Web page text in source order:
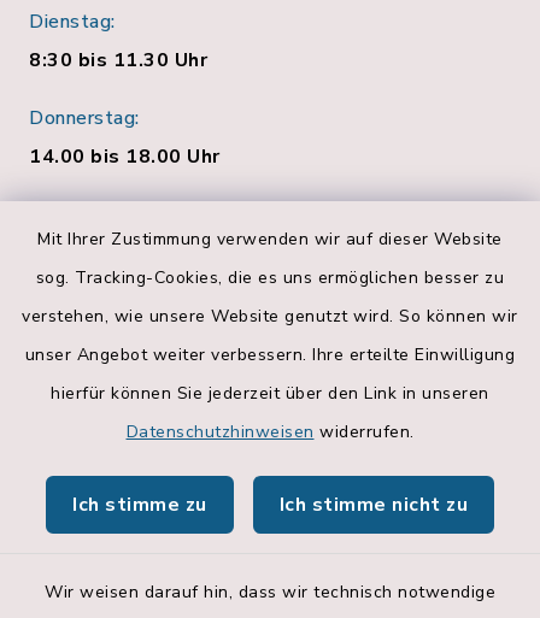
Mit Ihrer Zustimmung verwenden wir auf dieser Website
sog. Tracking-Cookies, die es uns ermöglichen besser zu
verstehen, wie unsere Website genutzt wird. So können wir
unser Angebot weiter verbessern. Ihre erteilte Einwilligung
hierfür können Sie jederzeit über den Link in unseren
Datenschutzhinweisen widerrufen.
Ich stimme zu Ich stimme nicht zu
Wir weisen darauf hin, dass wir technisch notwendige
Dienstag:
8:30 bis 11.30 Uhr
Donnerstag:
14.00 bis 18.00 Uhr
Quicklinks
Landratsamt Rosenheim
Geoportal
Apps